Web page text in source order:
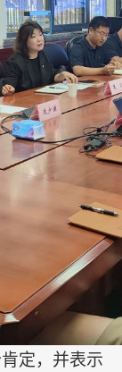
定，并表示